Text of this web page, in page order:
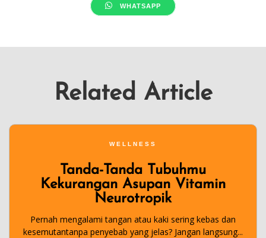
WHATSAPP
Related Article
WELLNESS
Tanda-Tanda Tubuhmu
Kekurangan Asupan Vitamin
Neurotropik
Pernah mengalami tangan atau kaki sering kebas dan
kesemutantanpa penyebab yang jelas? Jangan langsung...